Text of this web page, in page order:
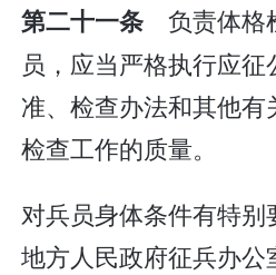
第二十一条 负责体格
员，应当严格执行应
准、检查办法和其他
检查工作的质量。
对兵员身体条件有特
地方人民政府征兵办